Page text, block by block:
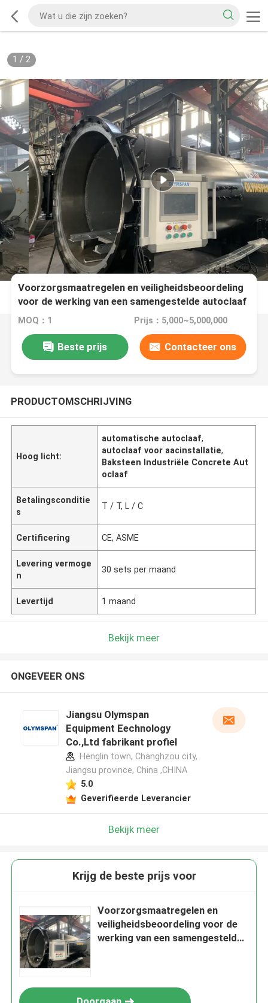
1 / 2
Voorzorgsmaatregelen en veiligheidsbeoordeling
voor de werking van een samengestelde autoclaaf
MOQ：1 Prijs：5,000~5,000,000
Beste prijs Contacteer ons
PRODUCTOMSCHRIJVING
Hoog licht:
automatische autoclaaf,
autoclaaf voor aacinstallatie,
Baksteen Industriële Concrete Aut
oclaaf
Betalingsconditie
s
T / T, L / C
Certificering CE, ASME
Levering vermoge
n
30 sets per maand
Levertijd 1 maand
Bekijk meer
ONGEVEER ONS
Jiangsu Olymspan
Equipment Eechnology
Co.,Ltd fabrikant profiel
Henglin town, Changhzou city,
Jiangsu province, China ,CHINA
5.0
Geverifieerde Leverancier
Bekijk meer
Krijg de beste prijs voor
Voorzorgsmaatregelen en
veiligheidsbeoordeling voor de
werking van een samengestelde